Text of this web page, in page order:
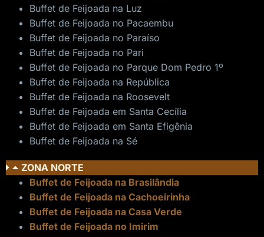
Buffet de Feijoada na Luz
Buffet de Feijoada no Pacaembu
Buffet de Feijoada no Paraíso
Buffet de Feijoada no Pari
Buffet de Feijoada no Parque Dom Pedro 1º
Buffet de Feijoada na República
Buffet de Feijoada na Roosevelt
Buffet de Feijoada em Santa Cecília
Buffet de Feijoada em Santa Efigênia
Buffet de Feijoada na Sé
ZONA NORTE
Buffet de Feijoada na Brasilândia
Buffet de Feijoada na Cachoeirinha
Buffet de Feijoada na Casa Verde
Buffet de Feijoada no Imirim